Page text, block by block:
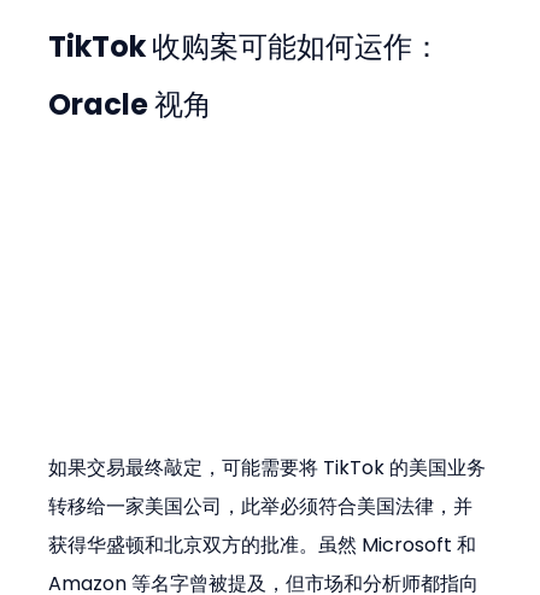
TikTok 收购案可能如何运作：
Oracle 视角
如果交易最终敲定，可能需要将 TikTok 的美国业务
转移给一家美国公司，此举必须符合美国法律，并
获得华盛顿和北京双方的批准。虽然 Microsoft 和
Amazon 等名字曾被提及，但市场和分析师都指向